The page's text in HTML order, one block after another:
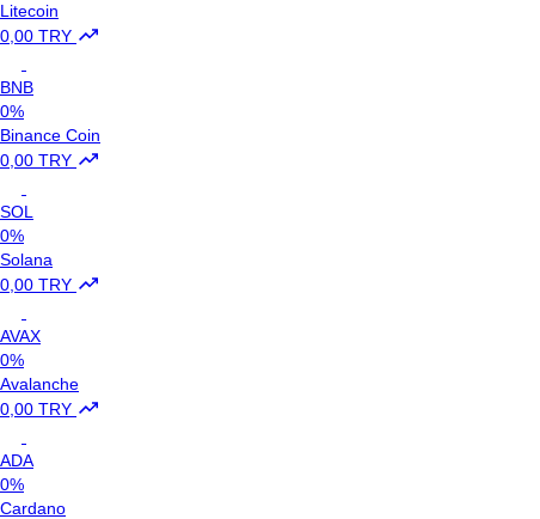
Litecoin
0,00 TRY
BNB
0%
Binance Coin
0,00 TRY
SOL
0%
Solana
0,00 TRY
AVAX
0%
Avalanche
0,00 TRY
ADA
0%
Cardano